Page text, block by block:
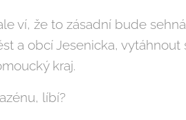
ví, že to zásadní bude
a obcí Jesenicka, vytáhnout
kraj.
líbí?